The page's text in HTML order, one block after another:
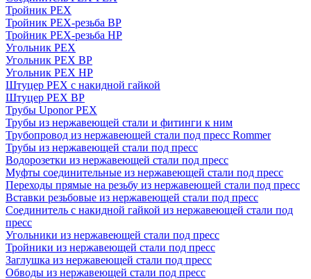
Тройник PEX
Тройник PEX-резьба ВР
Тройник PEX-резьба НР
Угольник PEX
Угольник PEX ВР
Угольник PEX НР
Штуцер PEX c накидной гайкой
Штуцер PEX ВР
Трубы Uponor PEX
Трубы из нержавеющей стали и фитинги к ним
Трубопровод из нержавеющей стали под пресс Rommer
Трубы из нержавеющей стали под пресс
Водорозетки из нержавеющей стали под пресс
Муфты соединительные из нержавеющей стали под пресс
Переходы прямые на резьбу из нержавеющей стали под пресс
Вставки резьбовые из нержавеющей стали под пресс
Соединитель с накидной гайкой из нержавеющей стали под
пресс
Угольники из нержавеющей стали под пресс
Тройники из нержавеющей стали под пресс
Заглушка из нержавеющей стали под пресс
Обводы из нержавеющей стали под пресс